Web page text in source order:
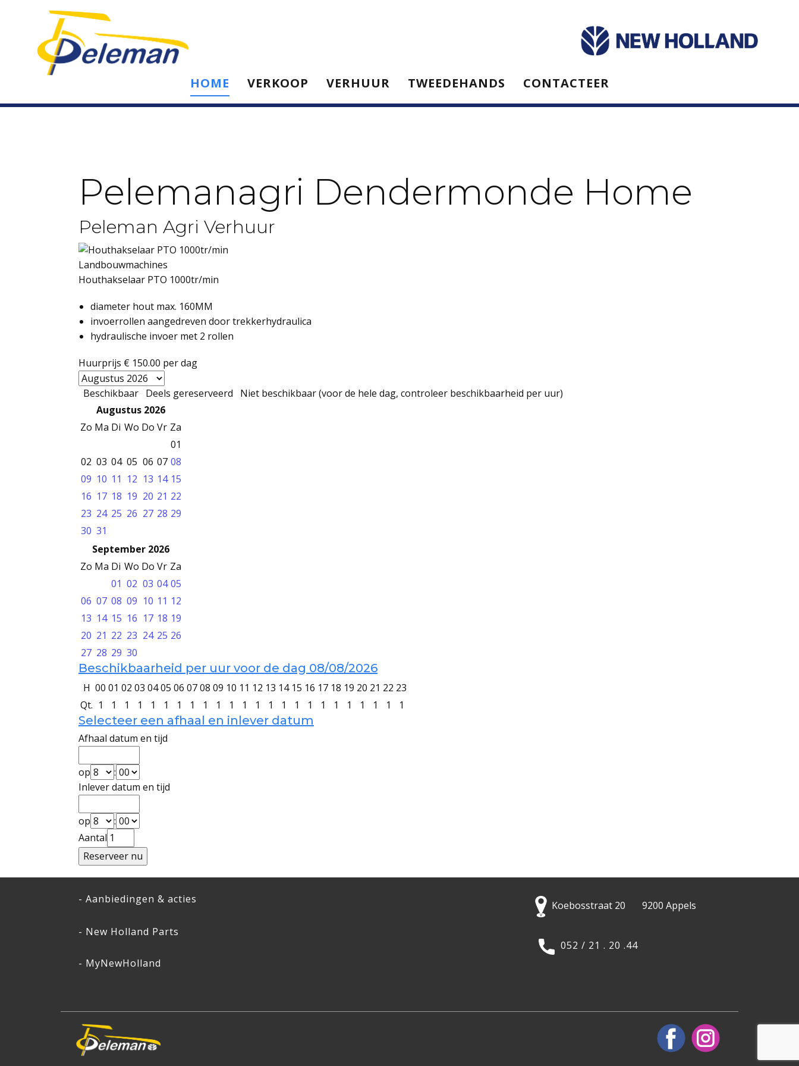
HOME VERKOOP VERHUUR TWEEDEHANDS CONTACTEER
Pelemanagri Dendermonde Home
Peleman Agri Verhuur
Landbouwmachines
Houthakselaar PTO 1000tr/min
diameter hout max. 160MM
invoerrollen aangedreven door trekkerhydraulica
hydraulische invoer met 2 rollen
Huurprijs € 150.00 per dag
Beschikbaar Deels gereserveerd
Niet beschikbaar (voor de hele dag, controleer beschikbaarheid per uur)
Augustus 2026
Zo Ma Di Wo Do Vr Za
01
02 03 04 05 06 07 08
09 10 11 12 13 14 15
16 17 18 19 20 21 22
23 24 25 26 27 28 29
30 31
September 2026
Zo Ma Di Wo Do Vr Za
01 02 03 04 05
06 07 08 09 10 11 12
13 14 15 16 17 18 19
20 21 22 23 24 25 26
27 28 29 30
Beschikbaarheid per uur voor de dag 08/08/2026
H 00 01 02 03 0405 06 0708 09 10 11 12 13 14 15 16 17 18 19 20 21 22 23
Qt. 1 1 1 1 1 1 1 1 1 1 1 1 1 1 1 1 1 1 1 1 1 1 1 1
Selecteer een afhaal en inlever datum
Afhaal datum en tijd
op
:
Inlever datum en tijd
op
:
Aantal
- Aanbiedingen & acties
- New Holland Parts
- MyNewHolland
Koebosstraat 20 9200 Appels
052 / 21 . 20 .44